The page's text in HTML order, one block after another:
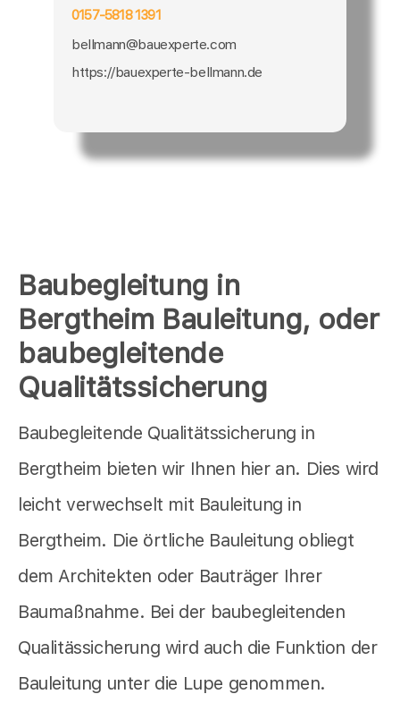
Baubegleitung in
Bergtheim Bauleitung, oder
baubegleitende
Qualitätssicherung
Baubegleitende Qualitätssicherung in
Bergtheim bieten wir Ihnen hier an. Dies wird
leicht verwechselt mit Bauleitung in
Bergtheim. Die örtliche Bauleitung obliegt
dem Architekten oder Bauträger Ihrer
Baumaßnahme. Bei der baubegleitenden
Qualitässicherung wird auch die Funktion der
Bauleitung unter die Lupe genommen.
0157-5818 1391
bellmann@bauexperte.com
https://bauexperte-bellmann.de